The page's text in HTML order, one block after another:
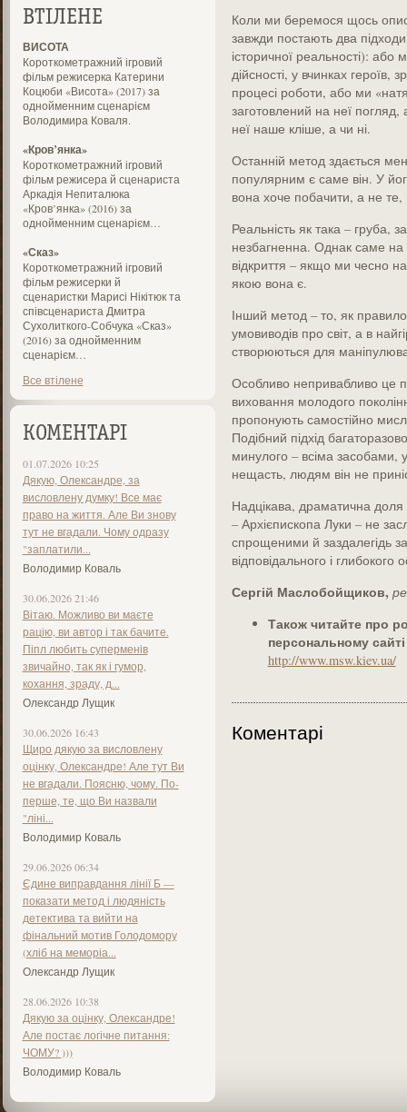
ВТІЛЕНЕ
ВИСОТА
Короткометражний ігровий
фільм режисерка Катерини
Коцюби «Висота» (2017) за
однойменним сценарієм
Володимира Коваля.
«Кров’янка»
Короткометражний ігровий
фільм режисера й сценариста
Аркадія Непиталюка
«Кров’янка» (2016) за
однойменним сценарієм…
«Сказ»
Короткометражний ігровий
фільм режисерки й
сценаристки Марисі Нікітюк та
співсценариста Дмитра
Сухолиткого-Собчука «Сказ»
(2016) за однойменним
сценарієм…
Все втілене
КОМЕНТАРІ
01.07.2026 10:25
Дякую, Олександре, за
висловлену думку! Все має
право на життя. Але Ви знову
тут не вгадали. Чому одразу
"заплатили...
Володимир Коваль
30.06.2026 21:46
Вітаю. Можливо ви маєте
рацію, ви автор і так бачите.
Піпл любить суперменів
звичайно, так як і гумор,
кохання, зраду, д...
Олександр Лущик
30.06.2026 16:43
Щиро дякую за висловлену
оцінку, Олександре! Але тут Ви
не вгадали. Поясню, чому. По-
перше, те, що Ви назвали
"ліні...
Володимир Коваль
29.06.2026 06:34
Єдине виправдання лінії Б —
показати метод і людяність
детектива та вийти на
фінальний мотив Голодомору
(хліб на меморіа...
Олександр Лущик
28.06.2026 10:38
Дякую за оцінку, Олександре!
Але постає логічне питання:
ЧОМУ? )))
Володимир Коваль
Коли ми беремося щось
завжди постають два
історичної реальності): або
дійсності, у вчинках героїв,
процесі роботи, або ми
заготовлений на неї
неї наше кліше, а чи ні.
Останній метод здається
популярним є саме він. У
вона хоче побачити, а не те,
Реальність як така – груба,
незбагненна. Однак саме
відкриття – якщо ми чесно
якою вона є.
Інший метод – то, як
умовиводів про світ, а в
створюються для
Особливо непривабливо це
виховання молодого
пропонують самостійно
Подібний підхід
минулого – всіма засобами,
нещасть, людям він не
Надцікава, драматична
– Архієпископа Луки – не
спрощеними й заздалегідь
відповідального і глибокого
Сергій Маслобойщиков,
Також читайте про
персональному
http://www.msw.kiev.ua/
Коментарі